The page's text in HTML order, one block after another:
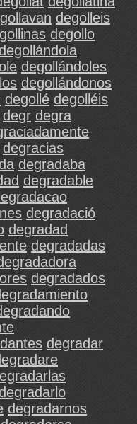
degolleis
degollo
degollándoles
degollándonos
degollé degolléis
degr degra
degracias
degradaba
degradable
degradació
degradad
degradadas
degradados
degradar
degradarnos